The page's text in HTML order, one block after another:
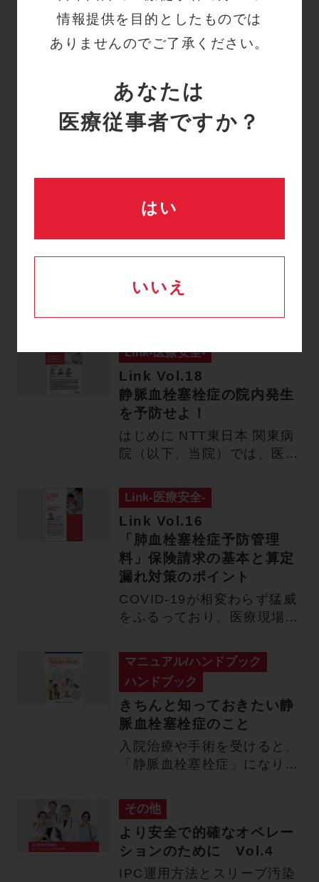
情報提供を目的としたものでは
ありませんのでご了承ください。
あなたは
医療従事者ですか？
はい
いいえ
関連情報
逐次型空気圧式マッサージ器
Kendall SCD™ 700 シリ
予防を提供するSCD700シリ
ーズ 足底・脚部の圧迫…
T.E.D.™ サージカル ストッ
Link-医療安全-
Link Vol.18
静脈血栓塞栓症の院内発生
を予防せよ！
はじめに NTT東日本 関東病
院（以下、当院）では、医療
Link-医療安全-
Link Vol.16
「肺血栓塞栓症予防管理
料」保険請求の基本と算定
漏れ対策のポイント
COVID-19が相変わらず猛威
をふるっており、医療現場の
マニュアル/ハンドブック
ハンドブック
きちんと知っておきたい静
脈血栓塞栓症のこと
入院治療や手術を受けると、
「静脈血栓塞栓症」になりや
脈…
その他
より安全で的確なオペレー
ションのために Vol.4
IPC運用方法とスリーブ汚染